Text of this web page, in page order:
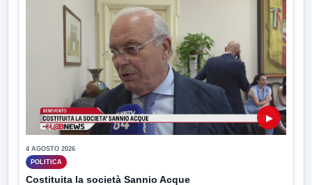
▶
4 AGOSTO 2026
POLITICA
Costituita la società Sannio Acque